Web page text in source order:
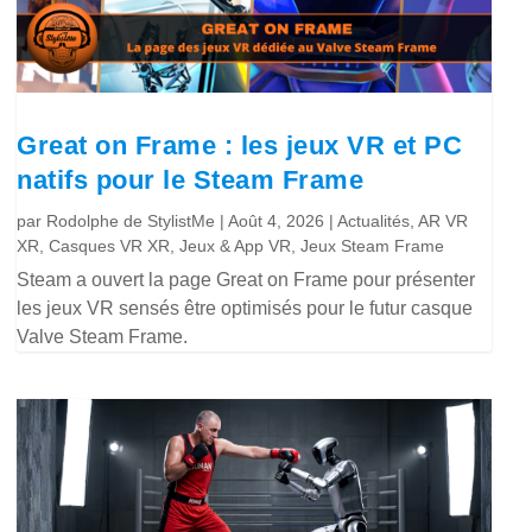
Great on Frame : les jeux VR et PC
natifs pour le Steam Frame
par Rodolphe de StylistMe |Août 4, 2026 |Actualités ,AR VR
XR ,Casques VR XR ,Jeux & App VR ,Jeux Steam Frame
Steam a ouvert la page Great on Frame pour présenter
les jeux VR sensés être optimisés pour le futur casque
Valve Steam Frame.